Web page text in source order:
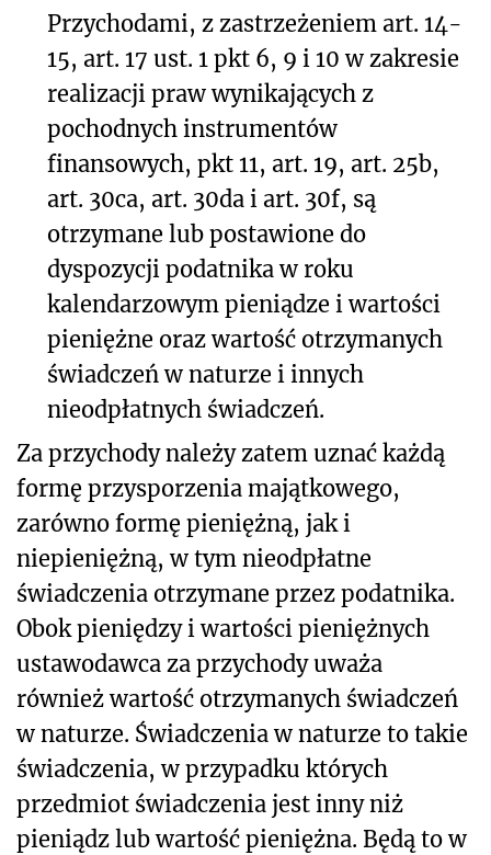
Przychodami, z zastrzeżeniem art. 14-
15, art. 17 ust. 1 pkt 6, 9 i 10 w zakresie
realizacji praw wynikających z
pochodnych instrumentów
finansowych, pkt 11, art. 19, art. 25b,
art. 30ca, art. 30da i art. 30f, są
otrzymane lub postawione do
dyspozycji podatnika w roku
kalendarzowym pieniądze i wartości
pieniężne oraz wartość otrzymanych
świadczeń w naturze i innych
nieodpłatnych świadczeń.
Za przychody należy zatem uznać każdą
formę przysporzenia majątkowego,
zarówno formę pieniężną, jak i
niepieniężną, w tym nieodpłatne
świadczenia otrzymane przez podatnika.
Obok pieniędzy i wartości pieniężnych
ustawodawca za przychody uważa
również wartość otrzymanych świadczeń
w naturze. Świadczenia w naturze to takie
świadczenia, w przypadku których
przedmiot świadczenia jest inny niż
pieniądz lub wartość pieniężna. Będą to w